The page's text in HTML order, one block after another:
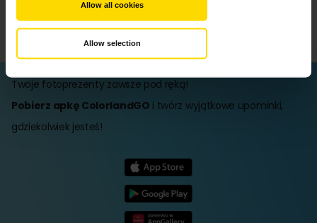
Allow all cookies
Allow selection
Twoje fotoprezenty zawsze pod ręką!
Pobierz apkę ColorlandGO i twórz wyjątkowe upominki,
gdziekolwiek jesteś!